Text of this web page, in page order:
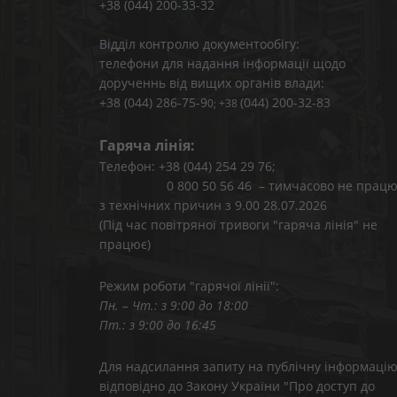
+38 (044) 200-33-32
Відділ контролю документообігу:
телефони для надання інформації щодо
дорученнь від вищих органів влади:
+38 (044) 286-75-90; +38 (044) 200-32-83
Гаряча лінія:
Телефон: +38 (044) 254 29 76;
0 800 50 56 46 – тимчасово не
з технічних причин з 9.00 28.07.2026
(Під час повітряної тривоги "гаряча лінія" не
працює)
Режим роботи "гарячої лінії":
Пн. – Чт.: з 9:00 до 18:00
Пт.: з 9:00 до 16:45
Для надсилання запиту на публічну інформацію
відповідно до Закону України "Про доступ до